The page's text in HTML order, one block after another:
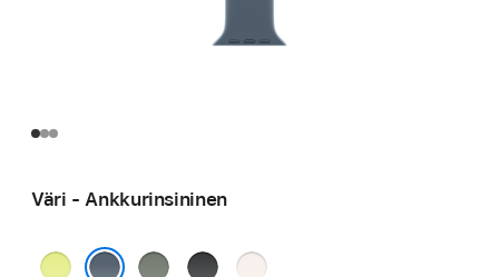
Väri - Ankkurinsininen
NeonkeltainenVihreänharmaa
MustaPunan­